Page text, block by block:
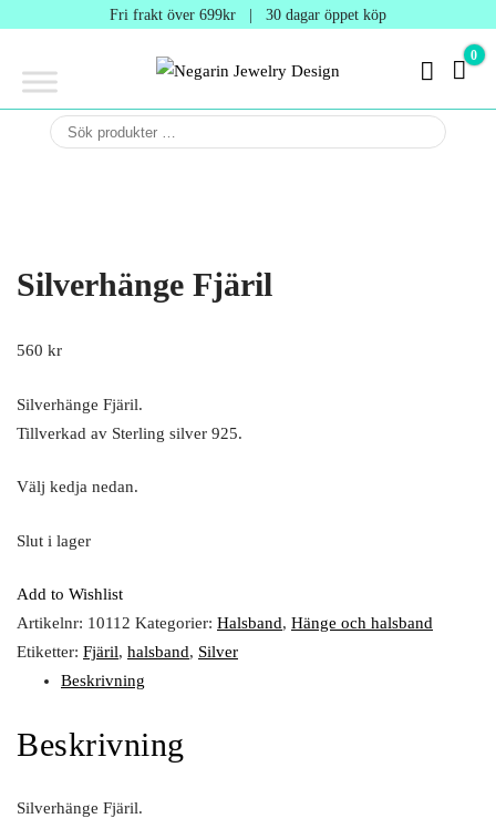
Design
Fri frakt över 699kr | 30 dagar öppet köp
NEGARIN
0 kr
0
Silverhänge Fjäril
560 kr
Silverhänge Fjäril.
Tillverkad av Sterling silver 925.
Välj kedja nedan.
Slut i lager
Add to Wishlist
Artikelnr: 10112 Kategorier: Halsband, Hänge och halsband
Etiketter: Fjäril, halsband, Silver
Beskrivning
Beskrivning
Silverhänge Fjäril.